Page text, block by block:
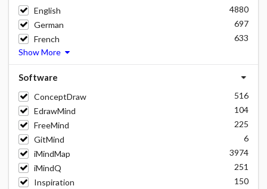
English
4880
German
697
French
633
Show More
Software
ConceptDraw
516
EdrawMind
104
FreeMind
225
GitMind
6
iMindMap
3974
iMindQ
251
Inspiration
150